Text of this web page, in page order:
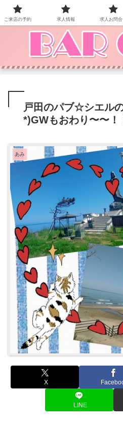
BAR CIEL！ご来店お
戸田のパブ☆シエル
*)GWもおわり〜〜！
あみ
X
LINE
ご来店の予約 求人情報 求人お問